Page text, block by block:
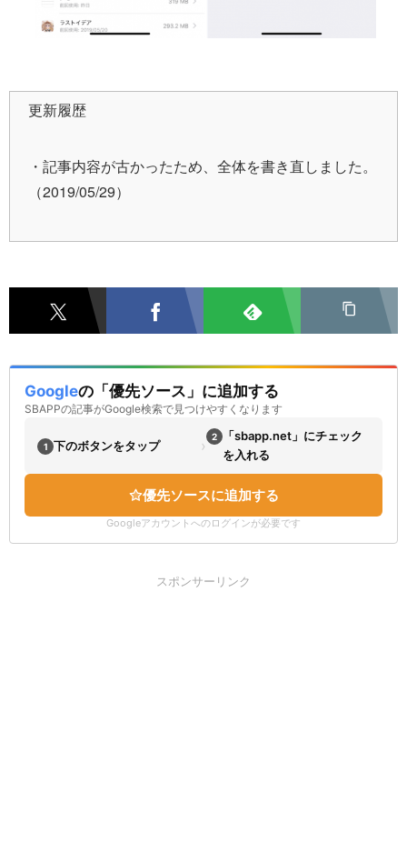
更新履歴
・記事内容が古かったため、全体を書き直しました。
（2019/05/29）
Googleの「優先ソース」に追加する
SBAPPの記事がGoogle検索で見つけやすくなります
1 下のボタンをタップ › 2
「sbapp.net」にチェック
を入れる
優先ソースに追加する
Googleアカウントへのログインが必要です
スポンサーリンク